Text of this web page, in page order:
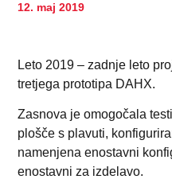
12. maj 2019
Leto 2019 – zadnje leto
tretjega prototipa DAHX.
Zasnova je omogočala
plošče s plavuti,
namenjena enostavni
enostavni za izdelavo.